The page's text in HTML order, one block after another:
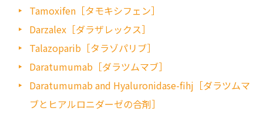
Tamoxifen［タモキシフェン］
Darzalex［ダラザレックス］
Talazoparib［タラゾパリブ］
Daratumumab［ダラツムマブ］
Daratumumab and Hyaluronidase-fihj［ダラツムマ
ブとヒアルロニダーゼの合剤］